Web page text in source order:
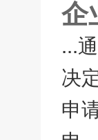
企
...
决
申